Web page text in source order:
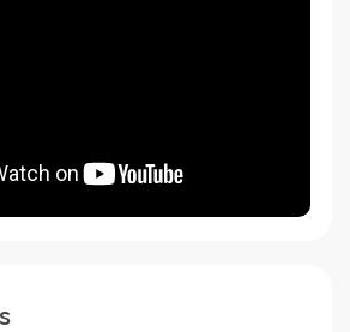
Sigiswald Kuijken, tijdens de
Witteman. Concert was 9 april
Vocaal.